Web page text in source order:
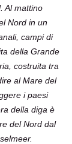
Al mattino
Nord in un
campi di
della Grande
costruita tra
al Mare del
i paesi
della diga è
del Nord dal